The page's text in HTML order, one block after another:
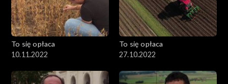
To się opłaca
10.11.2022
To się opłaca
27.10.2022